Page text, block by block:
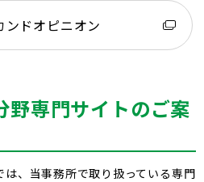
ドオピニオン
野専門サイトのご案
、当事務所で取り扱っている専門